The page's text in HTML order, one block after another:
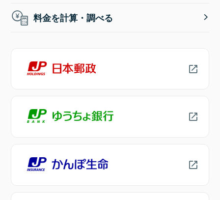
料金を計算・調べる